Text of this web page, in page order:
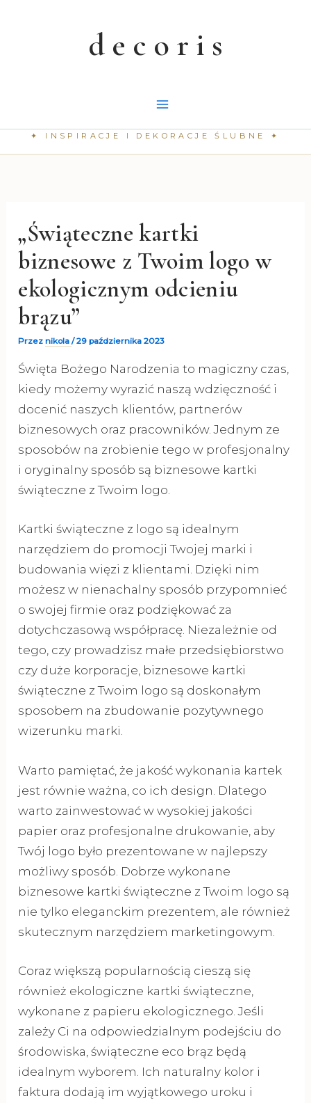
„Świąteczne kartki
biznesowe z Twoim logo w
ekologicznym odcieniu
brązu”
Przeznikola/29 października 2023
Święta Bożego Narodzenia to magiczny czas,
kiedy możemy wyrazić naszą wdzięczność i
docenić naszych klientów, partnerów
biznesowych oraz pracowników. Jednym ze
sposobów na zrobienie tego w profesjonalny
i oryginalny sposób są biznesowe kartki
świąteczne z Twoim logo.
Kartki świąteczne z logo są idealnym
narzędziem do promocji Twojej marki i
budowania więzi z klientami. Dzięki nim
możesz w nienachalny sposób przypomnieć
o swojej firmie oraz podziękować za
dotychczasową współpracę. Niezależnie od
tego, czy prowadzisz małe przedsiębiorstwo
czy duże korporacje, biznesowe kartki
świąteczne z Twoim logo są doskonałym
sposobem na zbudowanie pozytywnego
wizerunku marki.
Warto pamiętać, że jakość wykonania kartek
jest równie ważna, co ich design. Dlatego
warto zainwestować w wysokiej jakości
papier oraz profesjonalne drukowanie, aby
Twój logo było prezentowane w najlepszy
możliwy sposób. Dobrze wykonane
biznesowe kartki świąteczne z Twoim logo są
nie tylko eleganckim prezentem, ale również
skutecznym narzędziem marketingowym.
Coraz większą popularnością cieszą się
również ekologiczne kartki świąteczne,
wykonane z papieru ekologicznego. Jeśli
zależy Ci na odpowiedzialnym podejściu do
środowiska, świąteczne eco brąz będą
idealnym wyborem. Ich naturalny kolor i
faktura dodają im wyjątkowego uroku i